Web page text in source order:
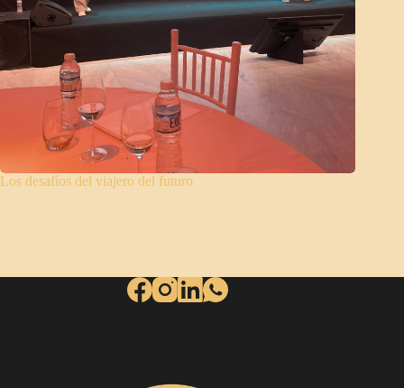
Los desafíos del viajero del futuro